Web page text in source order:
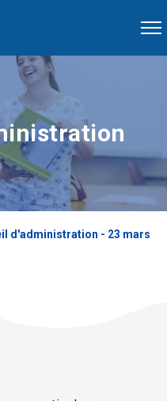
d'administration - 23 mars